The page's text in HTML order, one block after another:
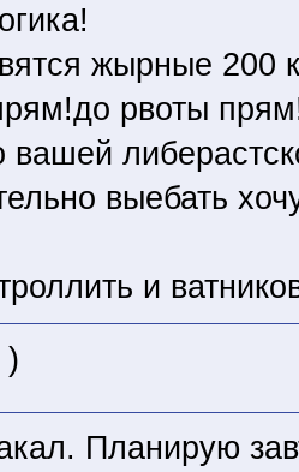
жырные 200
рвоты
выебать
и
)
Планирую